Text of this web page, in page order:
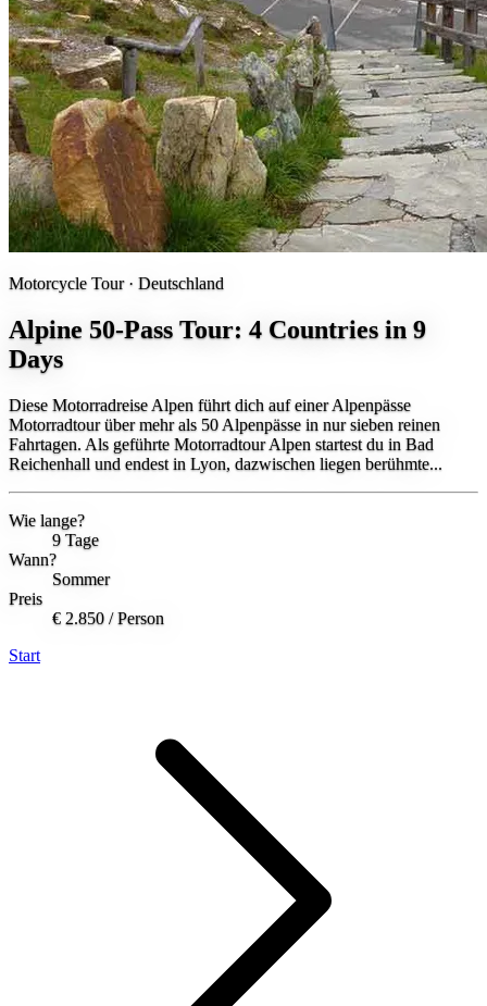
Motorcycle Tour · Deutschland
Alpine 50-Pass Tour: 4 Countries in 9
Days
Diese Motorradreise Alpen führt dich auf einer Alpenpässe
Motorradtour über mehr als 50 Alpenpässe in nur sieben reinen
Fahrtagen. Als geführte Motorradtour Alpen startest du in Bad
Reichenhall und endest in Lyon, dazwischen liegen berühmte...
Wie lange?
9 Tage
Wann?
Sommer
Preis
€ 2.850 / Person
Start